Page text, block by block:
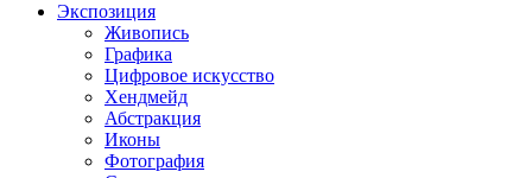
Экспозиция
Живопись
Графика
Цифровое искусство
Хендмейд
Абстракция
Иконы
Фотография